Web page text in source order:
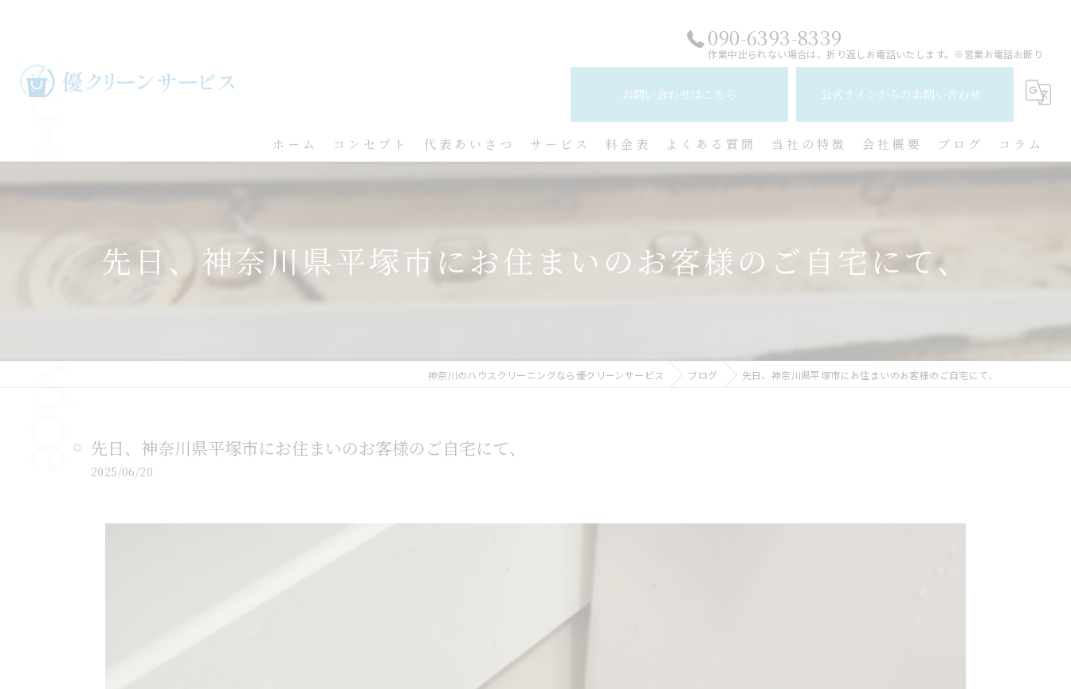
090-6393-8339
作業中出られない場合は、折り返しお電話いたします。※営業お電話お断り
お問い合わせはこちら 公式ラインからのお問い合わせ
ホーム コンセプト 代表あいさつ サービス 料金表 よくある質問 当社の特徴
キッチン
トイレ
会社概要 ブログ コラム
先日、神奈川県平塚市にお住まいのお客様のご自宅にて、
神奈川のハウスクリーニングなら優クリーンサービス ブログ 先日、神奈川県平塚市にお住まいのお客様のご自宅にて、
先日、神奈川県平塚市にお住まいのお客様のご自宅にて、
2025/06/20